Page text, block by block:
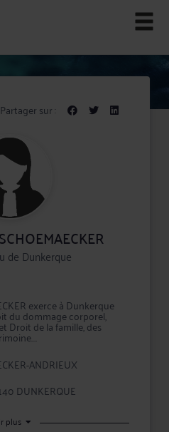
Partager sur :
de Dunkerque
exerce à Dunkerque
du dommage corporel,
Droit de la famille, des
ses champs de
vous conseille
en justice, que ce soit en
vos intérêts.
avec ses
ANDRIEUX
DUNKERQUE
plus